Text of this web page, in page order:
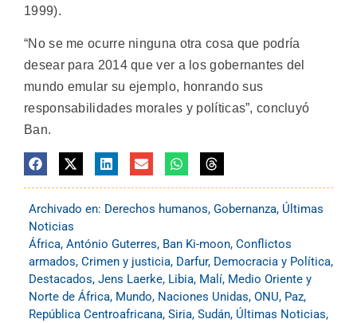
1999).
“No se me ocurre ninguna otra cosa que podría
desear para 2014 que ver a los gobernantes del
mundo emular su ejemplo, honrando sus
responsabilidades morales y políticas”, concluyó
Ban.
Archivado en: Derechos humanos, Gobernanza, Últimas
Noticias
África, António Guterres, Ban Ki-moon, Conflictos
armados, Crimen y justicia, Darfur, Democracia y Política,
Destacados, Jens Laerke, Libia, Malí, Medio Oriente y
Norte de África, Mundo, Naciones Unidas, ONU, Paz,
República Centroafricana, Siria, Sudán, Últimas Noticias,